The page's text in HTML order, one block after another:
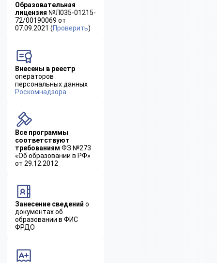
Образовательная
лицензия №Л035-01215-
72/00190069 от
07.09.2021 (Проверить)
Внесены в реестр
операторов
персональных данных
Роскомнадзора
Все программы
соответствуют
требованиям ФЗ №273
«Об образовании в РФ»
от 29.12.2012
Занесение сведений о
документах об
образовании в ФИС
ФРДО